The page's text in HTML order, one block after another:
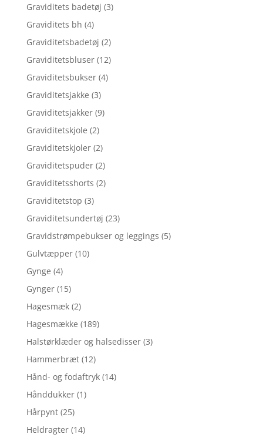
Graviditets badetøj (3)
Graviditets bh (4)
Graviditetsbadetøj (2)
Graviditetsbluser (12)
Graviditetsbukser (4)
Graviditetsjakke (3)
Graviditetsjakker (9)
Graviditetskjole (2)
Graviditetskjoler (2)
Graviditetspuder (2)
Graviditetsshorts (2)
Graviditetstop (3)
Graviditetsundertøj (23)
Gravidstrømpebukser og leggings (5)
Gulvtæpper (10)
Gynge (4)
Gynger (15)
Hagesmæk (2)
Hagesmække (189)
Halstørklæder og halsedisser (3)
Hammerbræt (12)
Hånd- og fodaftryk (14)
Hånddukker (1)
Hårpynt (25)
Heldragter (14)